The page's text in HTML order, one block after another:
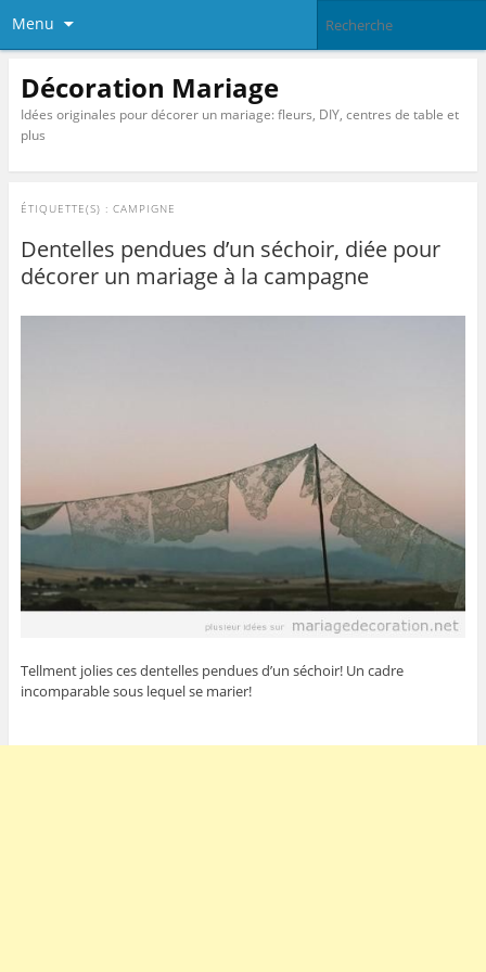
Menu
Décoration Mariage
Idées originales pour décorer un mariage: fleurs, DIY, centres de table et
plus
ÉTIQUETTE(S) : CAMPIGNE
Dentelles pendues d’un séchoir, diée pour
décorer un mariage à la campagne
Tellment jolies ces dentelles pendues d’un séchoir! Un cadre
incomparable sous lequel se marier!